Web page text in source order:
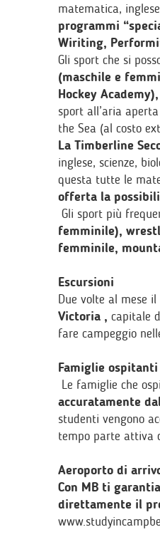
matematica,
programmi
Wiriting,
Gli sport che si
(maschile e
Hockey
sport all’aria
the Sea (al costo
La Timberline
inglese, scienze,
questa tutte le
offerta la
Gli sport più
femminile),
femminile,
Escursioni
Due volte al mese
Victoria , capitale
fare campeggio
Famiglie ospitanti
Le famiglie che
accuratamente
studenti vengono
tempo parte attiva
Aeroporto di
Con MB ti
direttamente il